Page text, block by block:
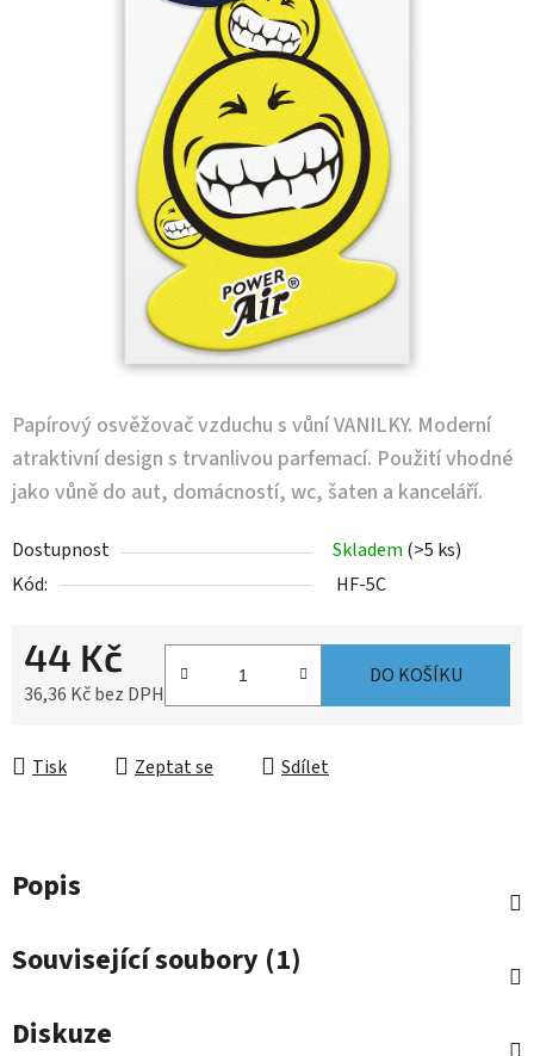
Papírový osvěžovač vzduchu s vůní VANILKY. Moderní
atraktivní design s trvanlivou parfemací. Použití vhodné
jako vůně do aut, domácností, wc, šaten a kanceláří.
Dostupnost Skladem (>5 ks)
Kód:
HF-5C
44 Kč
36,36 Kč bez DPH
DO KOŠÍKU
Tisk Zeptat se Sdílet
Popis
Související soubory (1)
Diskuze